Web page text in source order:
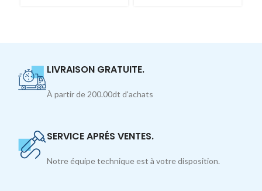
LIVRAISON GRATUITE.
À partir de 200.00dt d'achats
SERVICE APRÉS VENTES.
Notre équipe technique est à votre disposition.